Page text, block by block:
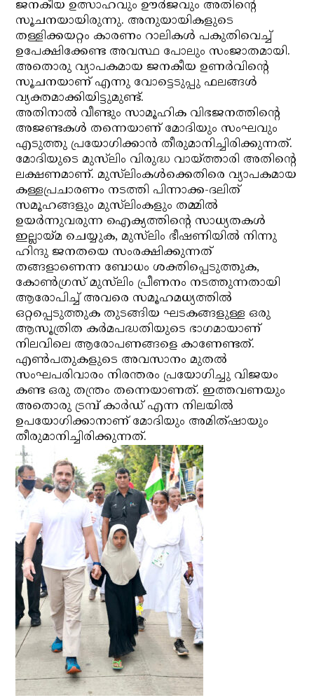
ജനകീയ ഉത്സാഹവും ഊര്‍ജവും അതിന്റെ
സൂചനയായിരുന്നു. അനുയായികളുടെ
തള്ളിക്കയറ്റം കാരണം റാലികള്‍ പകുതിവെച്ച്
ഉപേക്ഷിക്കേണ്ട അവസ്ഥ പോലും സംജാതമായി.
അതൊരു വ്യാപകമായ ജനകീയ ഉണര്‍വിന്റെ
സൂചനയാണ് എന്നു വോട്ടെടുപ്പു ഫലങ്ങള്‍
വ്യക്തമാക്കിയിട്ടുമുണ്ട്.
അതിനാല്‍ വീണ്ടും സാമൂഹിക വിഭജനത്തിന്റെ
അജണ്ടകള്‍ തന്നെയാണ് മോദിയും സംഘവും
എടുത്തു പ്രയോഗിക്കാന്‍ തീരുമാനിച്ചിരിക്കുന്നത്.
മോദിയുടെ മുസ്‌ലിം വിരുദ്ധ വായ്ത്താരി അതിന്റെ
ലക്ഷണമാണ്. മുസ്‌ലിംകള്‍ക്കെതിരെ വ്യാപകമായ
കള്ളപ്രചാരണം നടത്തി പിന്നാക്ക-ദലിത്
സമൂഹങ്ങളും മുസ്‌ലിംകളും തമ്മില്‍
ഉയര്‍ന്നുവരുന്ന ഐക്യത്തിന്റെ സാധ്യതകള്‍
ഇല്ലായ്മ ചെയ്യുക, മുസ്‌ലിം ഭീഷണിയില്‍ നിന്നു
ഹിന്ദു ജനതയെ സംരക്ഷിക്കുന്നത്
തങ്ങളാണെന്ന ബോധം ശക്തിപ്പെടുത്തുക,
കോണ്‍ഗ്രസ് മുസ്‌ലിം പ്രീണനം നടത്തുന്നതായി
ആരോപിച്ച് അവരെ സമൂഹമധ്യത്തില്‍
ഒറ്റപ്പെടുത്തുക തുടങ്ങിയ ഘടകങ്ങളുള്ള ഒരു
ആസൂത്രിത കര്‍മപദ്ധതിയുടെ ഭാഗമായാണ്
നിലവിലെ ആരോപണങ്ങളെ കാണേണ്ടത്.
എണ്‍പതുകളുടെ അവസാനം മുതല്‍
സംഘപരിവാരം നിരന്തരം പ്രയോഗിച്ചു വിജയം
കണ്ട ഒരു തന്ത്രം തന്നെയാണത്. ഇത്തവണയും
അതൊരു ട്രമ്പ് കാര്‍ഡ് എന്ന നിലയില്‍
ഉപയോഗിക്കാനാണ് മോദിയും അമിത്ഷായും
തീരുമാനിച്ചിരിക്കുന്നത്.